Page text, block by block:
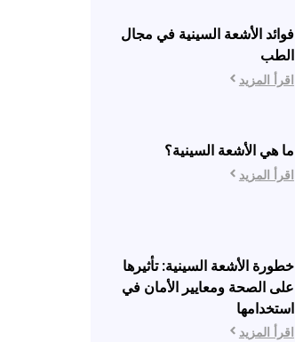
فوائد الأشعة السينية في مجال
الطب
اقرأ المزيد
ما هي الأشعة السينية؟
اقرأ المزيد
خطورة الأشعة السينية: تأثيرها
على الصحة ومعايير الأمان في
استخدامها
اقرأ المزيد